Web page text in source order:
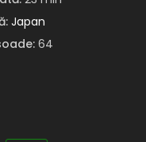
1 Episodul 35 –
1 Episodul 34 –
Japan
64